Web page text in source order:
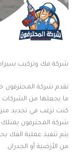
شركة فك وتركيب
تقدم شركة المحترفون
ما يجعلها من الشركات
كنت ترغب في تجديد
شركة المحترفون يمتلك
يتم تنفيذ عملية الفك
من الأرضية أو الجدران.